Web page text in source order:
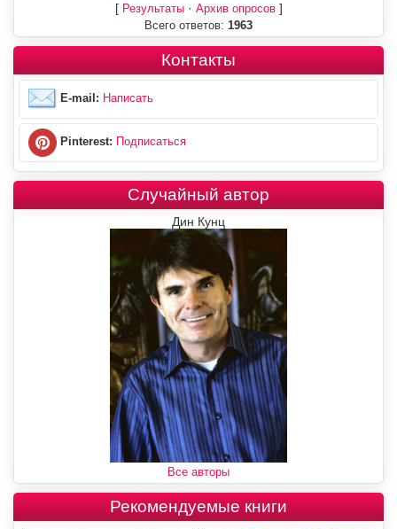
[ Результаты· Архив опросов]
Всего ответов: 1963
Контакты
E-mail: Написать
Pinterest: Подписаться
Случайный автор
Дин Кунц
Все авторы
Рекомендуемые книги